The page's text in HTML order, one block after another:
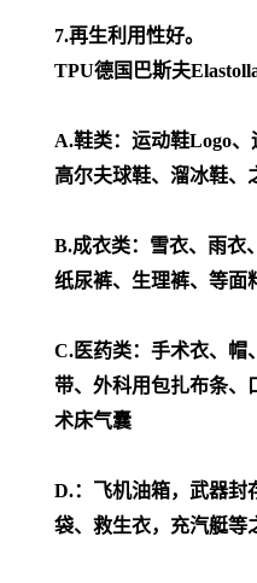
7.再生利用性好。
TPU德国巴斯夫
A.鞋类：运动鞋Logo、
高尔夫球鞋、溜冰鞋、
B.成衣类：雪衣、雨衣
纸尿裤、生理裤、等面
C.医药类：手术衣、帽
带、外科用包扎布条、
术床气囊
D.：飞机油箱，武器封
袋、救生衣，充汽艇等